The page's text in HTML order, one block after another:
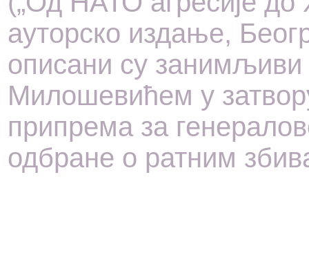
ауторско издање,
описани су
Милошевићем у
припрема за
одбране о ратним